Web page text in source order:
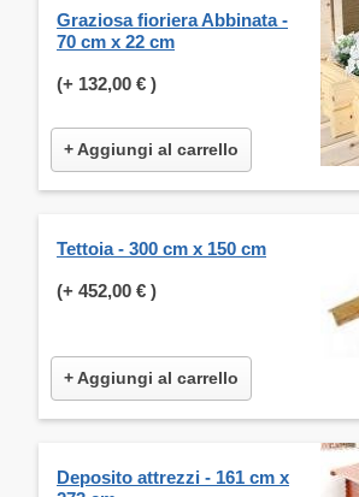
Graziosa fioriera Abbinata -
70 cm x 22 cm
(+ 132,00 € )
+ Aggiungi al carrello
Tettoia - 300 cm x 150 cm
(+ 452,00 € )
+ Aggiungi al carrello
Deposito attrezzi - 161 cm x